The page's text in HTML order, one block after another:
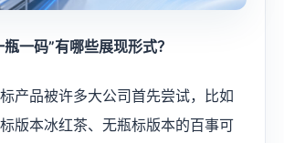
一码”有哪些展现形式？
产品被许多大公司首先尝试，比如
版本冰红茶、无瓶标版本的百事可